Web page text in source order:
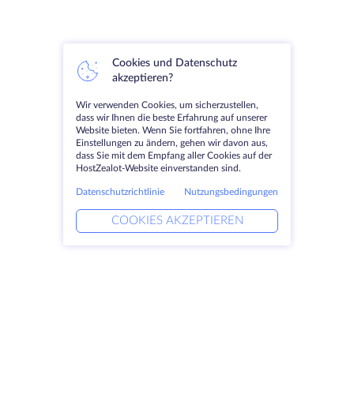
Cookies und Datenschutz
akzeptieren?
Wir verwenden Cookies, um sicherzustellen,
dass wir Ihnen die beste Erfahrung auf unserer
Website bieten. Wenn Sie fortfahren, ohne Ihre
Einstellungen zu ändern, gehen wir davon aus,
dass Sie mit dem Empfang aller Cookies auf der
HostZealot-Website einverstanden sind.
Datenschutzrichtlinie Nutzungsbedingungen
COOKIES AKZEPTIEREN